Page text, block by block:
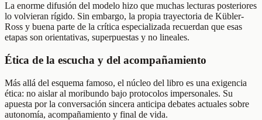
La enorme difusión del modelo hizo que muchas lecturas posteriores
lo volvieran rígido. Sin embargo, la propia trayectoria de Kübler-
Ross y buena parte de la crítica especializada recuerdan que esas
etapas son orientativas, superpuestas y no lineales.
Ética de la escucha y del acompañamiento
Más allá del esquema famoso, el núcleo del libro es una exigencia
ética: no aislar al moribundo bajo protocolos impersonales. Su
apuesta por la conversación sincera anticipa debates actuales sobre
autonomía, acompañamiento y final de vida.